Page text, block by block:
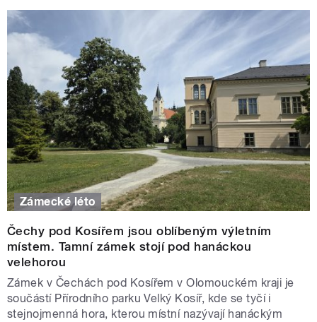
Zámecké léto
Čechy pod Kosířem jsou oblíbeným výletním
místem. Tamní zámek stojí pod hanáckou
velehorou
Zámek v Čechách pod Kosířem v Olomouckém kraji je
součástí Přírodního parku Velký Kosíř, kde se tyčí i
stejnojmenná hora, kterou místní nazývají hanáckým